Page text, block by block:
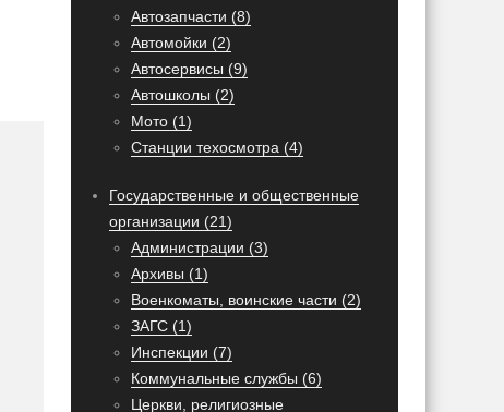
Автозапчасти (8)
Автомойки (2)
Автосервисы (9)
Автошколы (2)
Мото (1)
Станции техосмотра (4)
Государственные и общественные
организации (21)
Администрации (3)
Архивы (1)
Военкоматы, воинские части (2)
ЗАГС (1)
Инспекции (7)
Коммунальные службы (6)
Церкви, религиозные